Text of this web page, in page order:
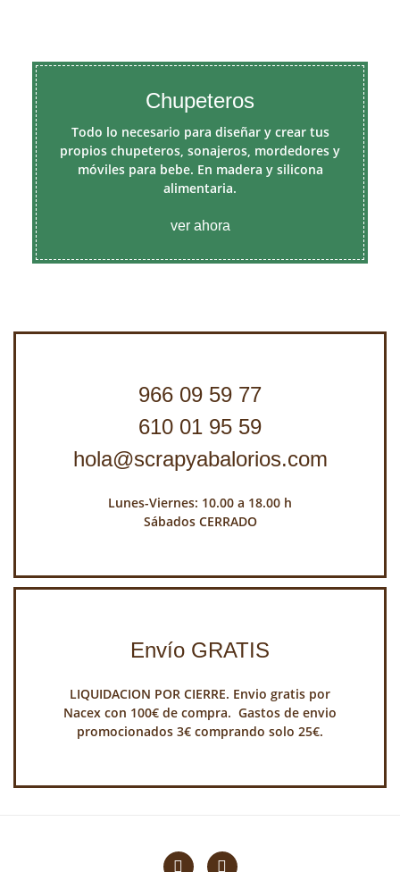
Chupeteros
Todo lo necesario para diseñar y crear tus
propios chupeteros, sonajeros, mordedores y
móviles para bebe. En madera y silicona
alimentaria.
ver ahora
966 09 59 77
610 01 95 59
hola@scrapyabalorios.com
Lunes-Viernes: 10.00 a 18.00 h
Sábados CERRADO
Envío GRATIS
LIQUIDACION POR CIERRE. Envio gratis por
Nacex con 100€ de compra. Gastos de envio
promocionados 3€ comprando solo 25€.